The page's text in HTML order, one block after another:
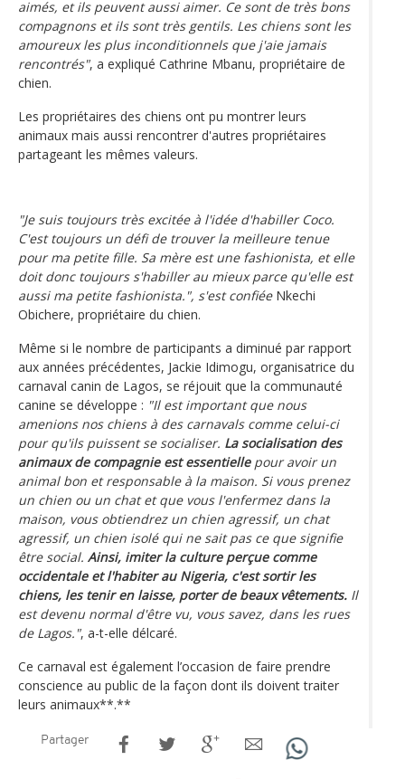
aimés, et ils peuvent aussi aimer. Ce sont de très bons
compagnons et ils sont très gentils. Les chiens sont les
amoureux les plus inconditionnels que j'aie jamais
rencontrés", a expliqué Cathrine Mbanu, propriétaire de
chien.
Les propriétaires des chiens ont pu montrer leurs
animaux mais aussi rencontrer d'autres propriétaires
partageant les mêmes valeurs.
"Je suis toujours très excitée à l'idée d'habiller Coco.
C'est toujours un défi de trouver la meilleure tenue
pour ma petite fille. Sa mère est une fashionista, et elle
doit donc toujours s'habiller au mieux parce qu'elle est
aussi ma petite fashionista.", s'est confiéeNkechi
Obichere, propriétaire du chien.
Même si le nombre de participants a diminué par rapport
aux années précédentes, Jackie Idimogu, organisatrice du
carnaval canin de Lagos, se réjouit que la communauté
canine se développe : "Il est important que nous
amenions nos chiens à des carnavals comme celui-ci
pour qu'ils puissent se socialiser. La socialisation des
animaux de compagnie est essentielle pour avoir un
animal bon et responsable à la maison. Si vous prenez
un chien ou un chat et que vous l'enfermez dans la
maison, vous obtiendrez un chien agressif, un chat
agressif, un chien isolé qui ne sait pas ce que signifie
être social. Ainsi, imiter la culture perçue comme
occidentale et l'habiter au Nigeria, c'est sortir les
chiens, les tenir en laisse, porter de beaux vêtements. Il
est devenu normal d'être vu, vous savez, dans les rues
de Lagos.", a-t-elle délcaré.
Ce carnaval est également l’occasion de faire prendre
conscience au public de la façon dont ils doivent traiter
leurs animaux**.**
Partager